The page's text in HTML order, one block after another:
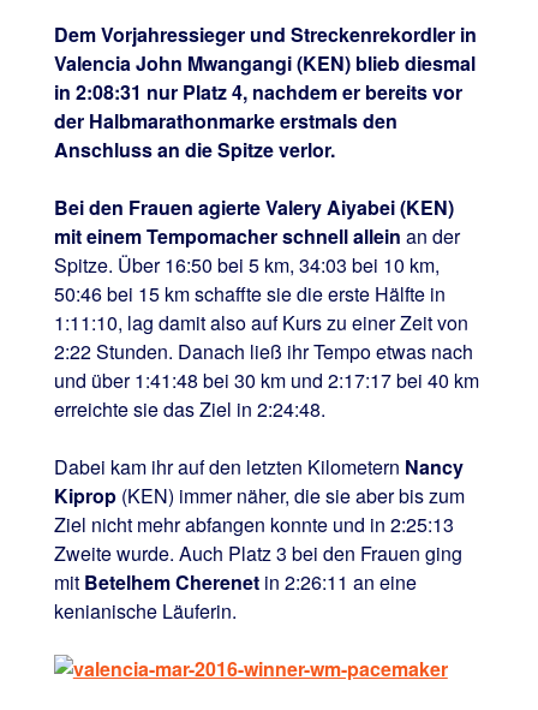
Dem Vorjahressieger und Streckenrekordler in
Valencia John Mwangangi (KEN) blieb diesmal
in 2:08:31 nur Platz 4, nachdem er bereits vor
der Halbmarathonmarke erstmals den
Anschluss an die Spitze verlor.
Bei den Frauen agierte Valery Aiyabei (KEN)
mit einem Tempomacher schnell allein an der
Spitze. Über 16:50 bei 5 km, 34:03 bei 10 km,
50:46 bei 15 km schaffte sie die erste Hälfte in
1:11:10, lag damit also auf Kurs zu einer Zeit von
2:22 Stunden. Danach ließ ihr Tempo etwas nach
und über 1:41:48 bei 30 km und 2:17:17 bei 40 km
erreichte sie das Ziel in 2:24:48.
Dabei kam ihr auf den letzten Kilometern Nancy
Kiprop(KEN) immer näher, die sie aber bis zum
Ziel nicht mehr abfangen konnte und in 2:25:13
Zweite wurde. Auch Platz 3 bei den Frauen ging
mitBetelhem Cherenetin 2:26:11 an eine
kenianische Läuferin.